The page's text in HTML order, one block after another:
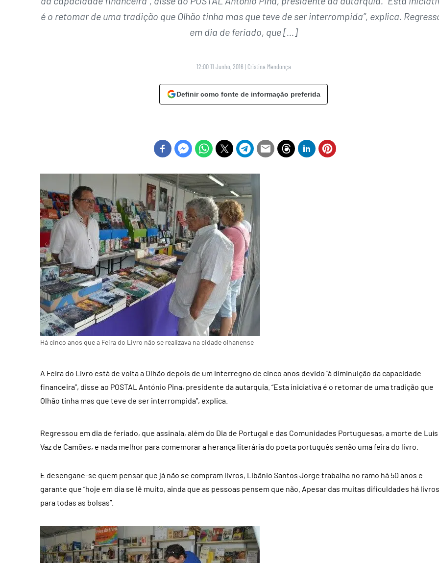
é o retomar de uma tradição que Olhão tinha mas que teve de ser interrompida”, explica.
em dia de feriado, que […]
12:00 11 Junho, 2016 | Cristina Mendonça
Definir como fonte de informação preferida
Há cinco anos que a Feira do Livro não se realizava na cidade olhanense
A Feira do Livro está de volta a Olhão depois de um interregno de cinco anos devido “à diminuição da capacidade
financeira”, disse ao POSTAL António Pina, presidente da autarquia. “Esta iniciativa é o retomar de uma tradição que
Olhão tinha mas que teve de ser interrompida”, explica.
Regressou em dia de feriado, que assinala, além do Dia de Portugal e das Comunidades Portuguesas, a morte de Luís
Vaz de Camões, e nada melhor para comemorar a herança literária do poeta português senão uma feira do livro.
E desengane-se quem pensar que já não se compram livros, Libânio Santos Jorge trabalha no ramo há 50 anos e
garante que “hoje em dia se lê muito, ainda que as pessoas pensem que não. Apesar das muitas dificuldades há livros
para todas as bolsas”.